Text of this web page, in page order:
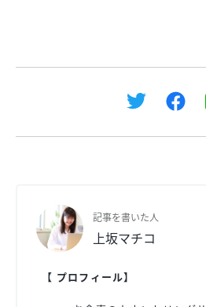
記事を書いた人
上坂マチコ
【 プロフィール】